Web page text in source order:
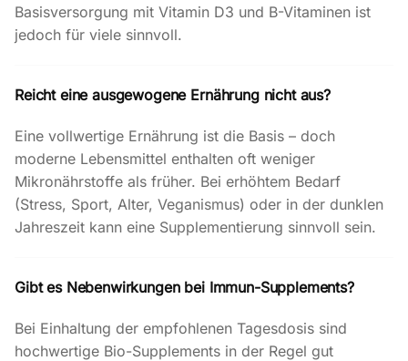
Basisversorgung mit Vitamin D3 und B-Vitaminen ist
jedoch für viele sinnvoll.
Reicht eine ausgewogene Ernährung nicht aus?
Eine vollwertige Ernährung ist die Basis – doch
moderne Lebensmittel enthalten oft weniger
Mikronährstoffe als früher. Bei erhöhtem Bedarf
(Stress, Sport, Alter, Veganismus) oder in der dunklen
Jahreszeit kann eine Supplementierung sinnvoll sein.
Gibt es Nebenwirkungen bei Immun-Supplements?
Bei Einhaltung der empfohlenen Tagesdosis sind
hochwertige Bio-Supplements in der Regel gut